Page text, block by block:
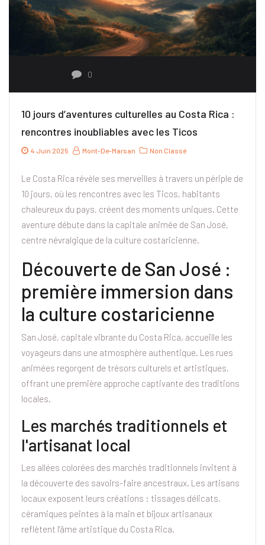
0
10 jours d’aventures culturelles au Costa Rica :
rencontres inoubliables avec les Ticos
4 Juin 2025 Mont-De-Marsan Non Classé
Le Costa Rica révèle ses merveilles à travers un périple de
10 jours, où les rencontres avec les Ticos, habitants
chaleureux du pays, créent des moments uniques. Cette
aventure débute dans la capitale animée de San José,
centre névralgique de la culture costaricienne.
Découverte de San José :
première immersion dans
la culture costaricienne
San José, capitale vibrante du Costa Rica, accueille les
voyageurs dans une atmosphère authentique. Les rues
animées regorgent de trésors culturels et artistiques,
offrant une première approche captivante des traditions
locales.
Les marchés traditionnels et
l'artisanat local
Les allées colorées des marchés traditionnels invitent à
la découverte des savoirs-faire ancestraux. Les artisans
locaux exposent leurs créations : tissages délicats,
céramiques peintes à la main et bijoux artisanaux
reflètent l'âme artistique du Costa Rica.